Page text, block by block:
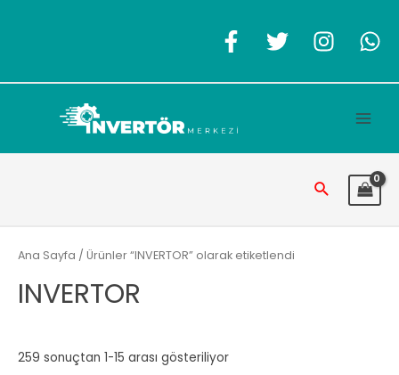
Arama
Ana Sayfa / Ürünler “INVERTOR” olarak etiketlendi
INVERTOR
259 sonuçtan 1-15 arası gösteriliyor